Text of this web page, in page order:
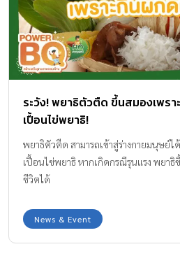
อายุ 21 – 32 ปี ทุกอำเภอทั่วประเทศ แ
ติดตามรายละเอียดโครงการ […]
ระวัง! พยาธิตัวตืด ขึ้นสมองเพร
เปื้อนไข่พยาธิ!
พยาธิตัวตืด สามารถเข้าสู่ร่างกายมนุษย์ไ
เปื้อนไข่พยาธิ หากเกิดกรณีรุนแรง พยา
ชีวิตได้
News & Event